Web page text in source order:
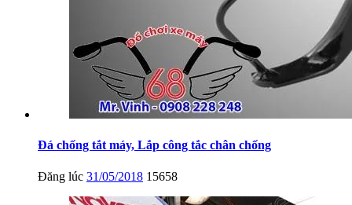
Đá chống tắt máy, Lắp công tắc chân chống
Đăng lúc 31/05/2018 15658